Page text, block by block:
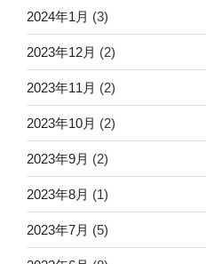
2024年1月 (3)
2023年12月 (2)
2023年11月 (2)
2023年10月 (2)
2023年9月 (2)
2023年8月 (1)
2023年7月 (5)